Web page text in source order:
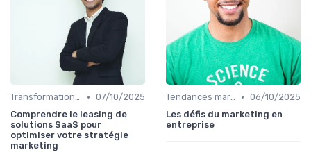
Transformation digitale du marketing • 07/10/2025
Comprendre le leasing de
solutions SaaS pour
optimiser votre stratégie
marketing
Tendances marketing B2B • 06/10/2025
Les défis du marketing en
entreprise